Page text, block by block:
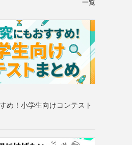
一覧
め！小学生向けコンテスト